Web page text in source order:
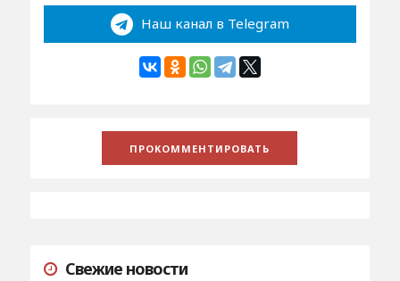
Наш канал в Telegram
Свежие новости